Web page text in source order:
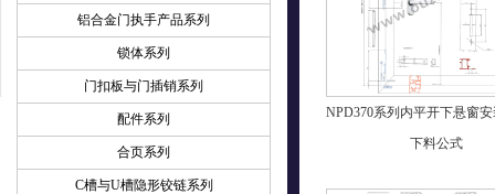
铝合金门执手产品系列
锁体系列
门扣板与门插销系列
配件系列
合页系列
C槽与U槽隐形铰链系列
NPD370系列内平开下悬窗
下料公式